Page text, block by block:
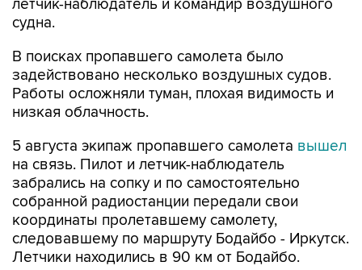
летчик-наблюдатель и командир воздушного
судна.
В поисках пропавшего самолета было
задействовано несколько воздушных судов.
Работы осложняли туман, плохая видимость и
низкая облачность.
5 августа экипаж пропавшего самолета вышел
на связь. Пилот и летчик-наблюдатель
забрались на сопку и по самостоятельно
собранной радиостанции передали свои
координаты пролетавшему самолету,
следовавшему по маршруту Бодайбо - Иркутск.
Летчики находились в 90 км от Бодайбо.